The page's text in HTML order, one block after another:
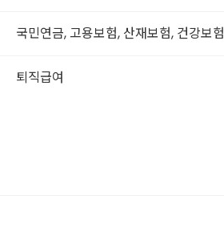
국민연금, 고용보험, 산재보험, 건강보험
퇴직급여